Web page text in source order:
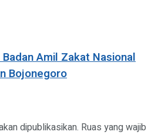
Amil Zakat Nasional
Bojonegoro
dipublikasikan. Ruas yang wajib